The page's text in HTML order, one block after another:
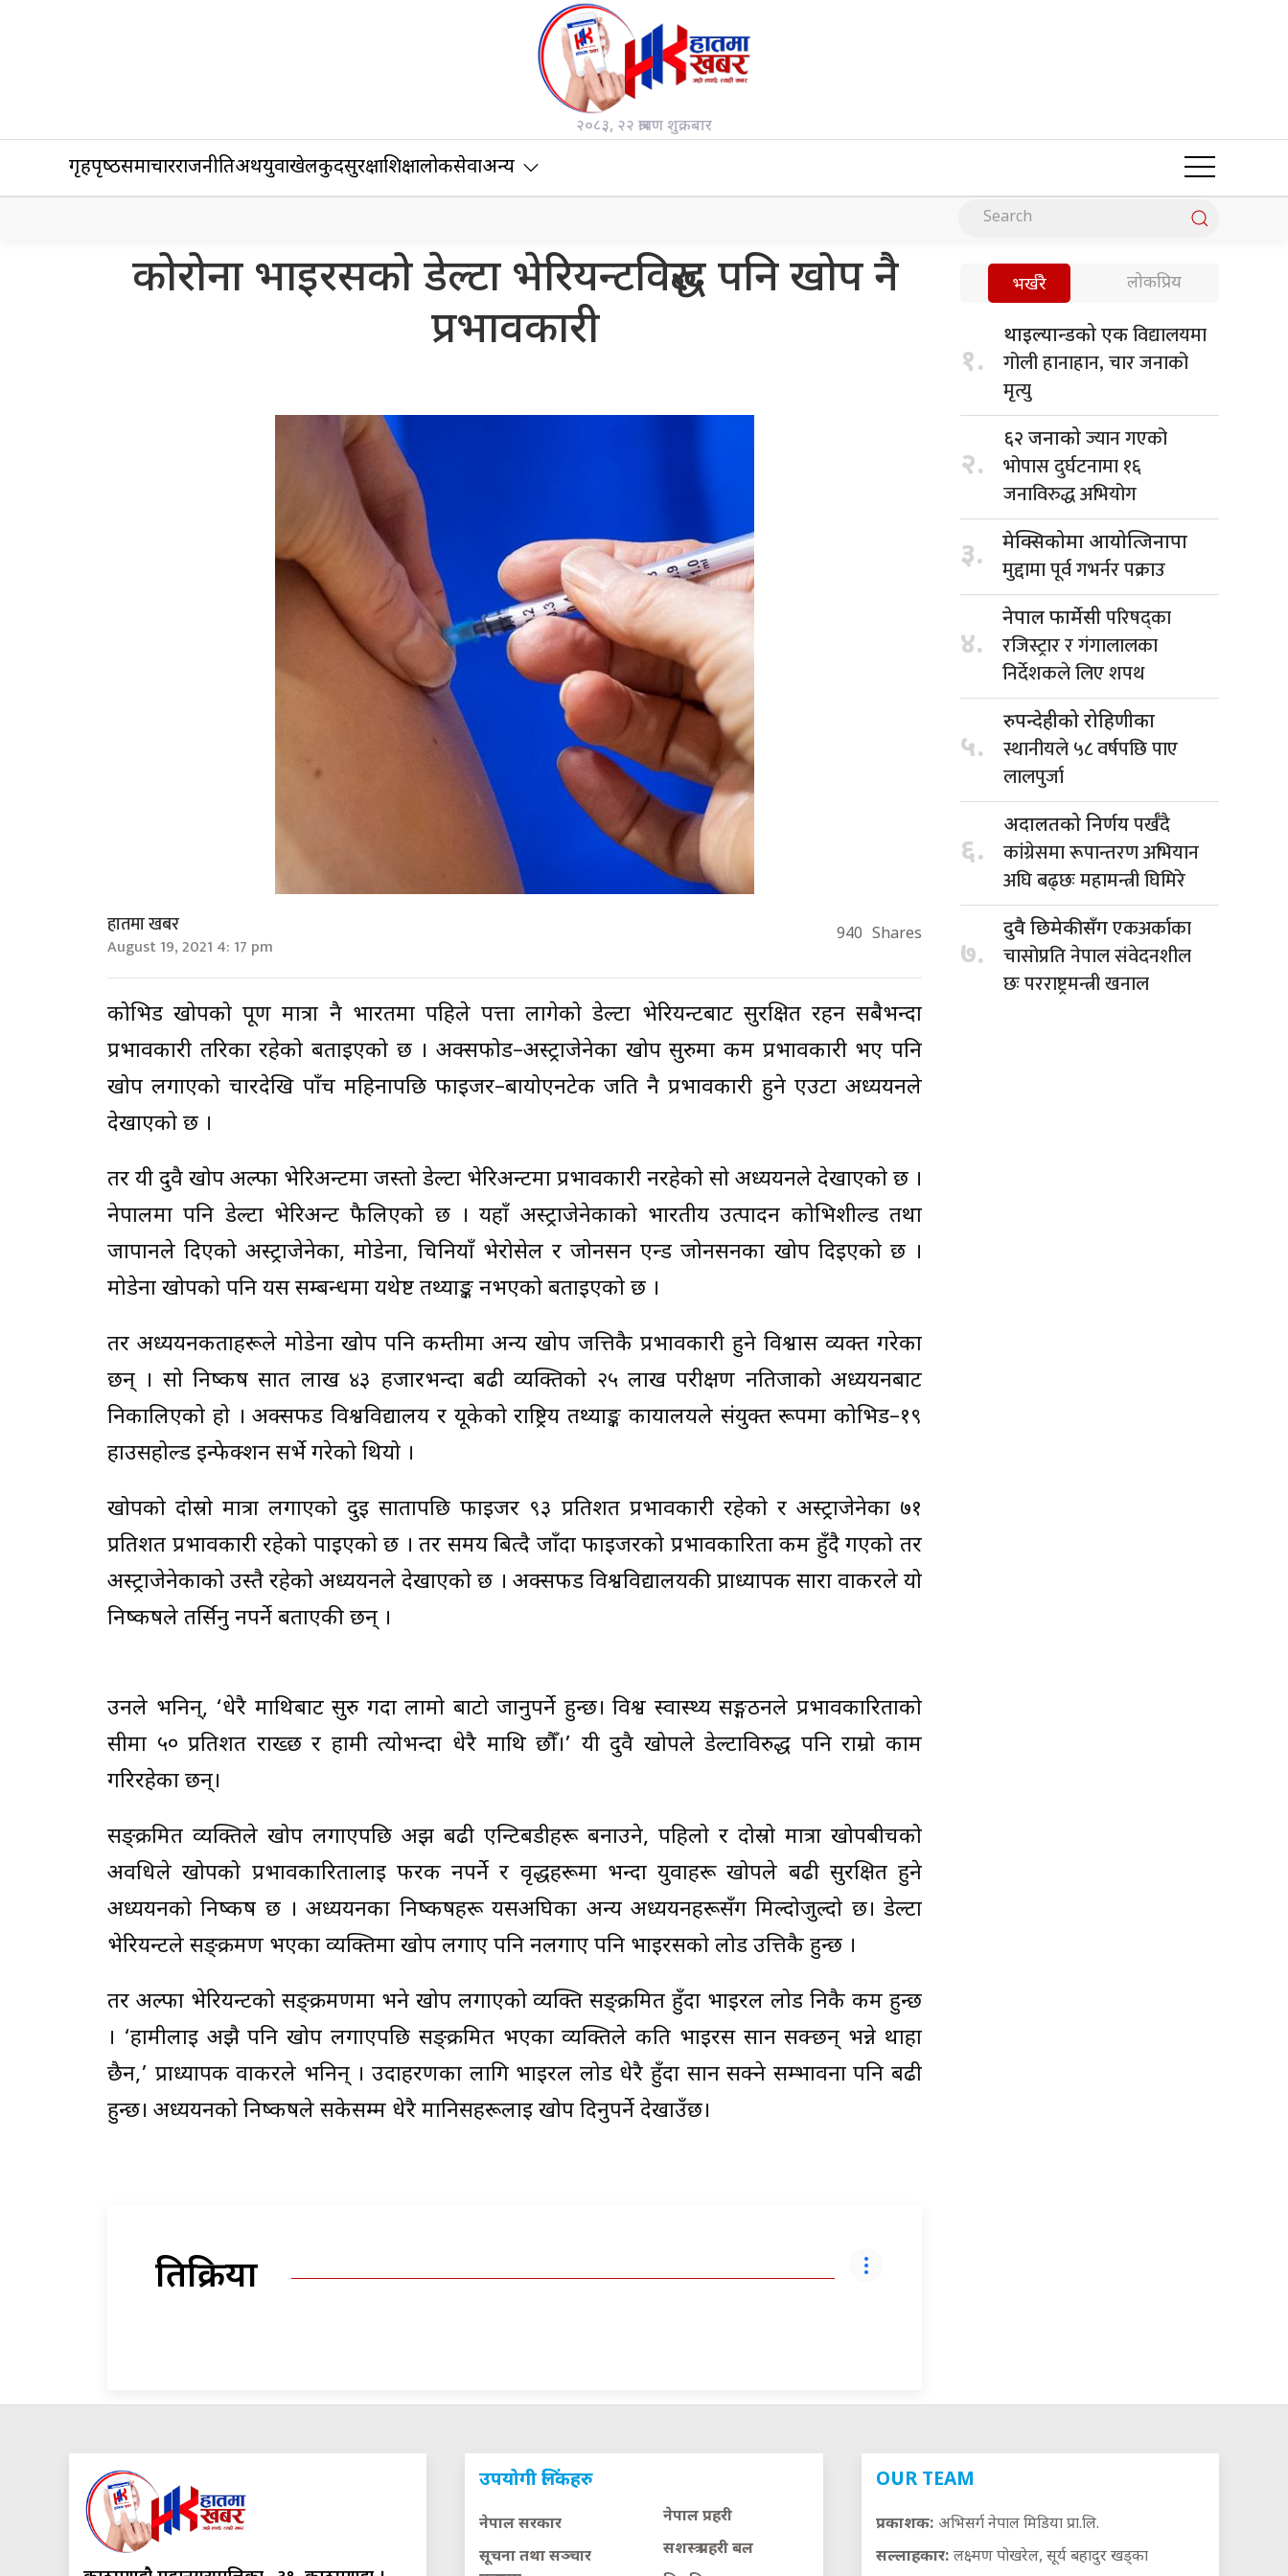
२०८३, २२ श्रावण शुक्रबार
गृहपृष्‍ठसमाचारराजनीतिअर्थयुवाखेलकुदसुरक्षाशिक्षालोकसेवाअन्य
कोरोना भाइरसको डेल्टा भेरियन्टविरुद्ध पनि खोप नै
प्रभावकारी
हातमा खबर
August 19, 2021 4: 17 pm 940 Shares
कोभिड खोपको पूर्ण मात्रा नै भारतमा पहिले पत्ता लागेको डेल्टा भेरियन्टबाट सुरक्षित रहन सबैभन्दा
प्रभावकारी तरिका रहेको बताइएको छ । अक्सफोर्ड–अस्ट्राजेनेका खोप सुरुमा कम प्रभावकारी भए पनि
खोप लगाएको चारदेखि पाँच महिनापछि फाइजर–बायोएनटेक जति नै प्रभावकारी हुने एउटा अध्ययनले
देखाएको छ ।
तर यी दुवै खोप अल्फा भेरिअन्टमा जस्तो डेल्टा भेरिअन्टमा प्रभावकारी नरहेको सो अध्ययनले देखाएको छ ।
नेपालमा पनि डेल्टा भेरिअन्ट फैलिएको छ । यहाँ अस्ट्राजेनेकाको भारतीय उत्पादन कोभिशील्ड तथा
जापानले दिएको अस्ट्राजेनेका, मोडेर्ना, चिनियाँ भेरोसेल र जोनसन एन्ड जोनसनका खोप दिइएको छ ।
मोडेर्ना खोपको पनि यस सम्बन्धमा यथेष्ट तथ्याङ्क नभएको बताइएको छ ।
तर अध्ययनकर्ताहरूले मोडेर्ना खोप पनि कम्तीमा अन्य खोप जत्तिकै प्रभावकारी हुने विश्वास व्यक्त गरेका
छन् । सो निष्कर्ष सात लाख ४३ हजारभन्दा बढी व्यक्तिको २५ लाख परीक्षण नतिजाको अध्ययनबाट
निकालिएको हो । अक्सफर्ड विश्वविद्यालय र यूकेको राष्ट्रिय तथ्याङ्क कार्यालयले संयुक्त रूपमा कोभिड–१९
हाउसहोल्ड इन्फेक्शन सर्भे गरेको थियो ।
खोपको दोस्रो मात्रा लगाएको दुई सातापछि फाइजर ९३ प्रतिशत प्रभावकारी रहेको र अस्ट्राजेनेका ७१
प्रतिशत प्रभावकारी रहेको पाइएको छ । तर समय बित्दै जाँदा फाइजरको प्रभावकारिता कम हुँदै गएको तर
अस्ट्राजेनेकाको उस्तै रहेको अध्ययनले देखाएको छ । अक्सफर्ड विश्वविद्यालयकी प्राध्यापक सारा वाकरले यो
निष्कर्षले तर्सिनु नपर्ने बताएकी छन् ।
उनले भनिन्, ‘धेरै माथिबाट सुरु गर्दा लामो बाटो जानुपर्ने हुन्छ। विश्व स्वास्थ्य सङ्गठनले प्रभावकारिताको
सीमा ५० प्रतिशत राख्छ र हामी त्योभन्दा धेरै माथि छौँ।’ यी दुवै खोपले डेल्टाविरुद्ध पनि राम्रो काम
गरिरहेका छन्।
सङ्क्रमित व्यक्तिले खोप लगाएपछि अझ बढी एन्टिबडीहरू बनाउने, पहिलो र दोस्रो मात्रा खोपबीचको
अवधिले खोपको प्रभावकारितालाई फरक नपर्ने र वृद्धहरूमा भन्दा युवाहरू खोपले बढी सुरक्षित हुने
अध्ययनको निष्कर्ष छ । अध्ययनका निष्कर्षहरू यसअघिका अन्य अध्ययनहरूसँग मिल्दोजुल्दो छ। डेल्टा
भेरियन्टले सङ्क्रमण भएका व्यक्तिमा खोप लगाए पनि नलगाए पनि भाइरसको लोड उत्तिकै हुन्छ ।
तर अल्फा भेरियन्टको सङ्क्रमणमा भने खोप लगाएको व्यक्ति सङ्क्रमित हुँदा भाइरल लोड निकै कम हुन्छ
। ‘हामीलाई अझै पनि खोप लगाएपछि सङ्क्रमित भएका व्यक्तिले कति भाइरस सार्न सक्छन् भन्ने थाहा
छैन,’ प्राध्यापक वाकरले भनिन् । उदाहरणका लागि भाइरल लोड धेरै हुँदा सार्न सक्ने सम्भावना पनि बढी
हुन्छ। अध्ययनको निष्कर्षले सकेसम्म धेरै मानिसहरूलाई खोप दिनुपर्ने देखाउँछ।
प्रतिक्रिया
भर्खरै लोकप्रिय
१.
थाइल्यान्डको एकविद्यालयमा
गोली हानाहान, चार जनाको
मृत्यु
२.
६२ जनाकोज्यान गएको
भोपास दुर्घटनामा १६
जनाविरुद्ध अभियोग
३. मेक्सिकोमा आयोत्जिनापा
मुद्दामा पूर्व गभर्नर पक्राउ
४.
नेपाल फार्मेसीपरिषद्का
रजिस्ट्रार र गंगालालका
निर्देशकले लिए शपथ
५.
रुपन्देहीको रोहिणीका
स्थानीयले ५८ वर्षपछि पाए
लालपुर्जा
६.
अदालतको निर्णयपर्खँदै
कांग्रेसमा रूपान्तरण अभियान
अघि बढ्छः महामन्त्री घिमिरे
७.
दुवै छिमेकीसँगएकअर्काका
चासोप्रति नेपाल संवेदनशील
छः परराष्ट्रमन्त्री खनाल
उपयोगी लिंकहरु
नेपाल सरकार
सूचना तथा सञ्चार
नेपाल प्रहरी
सशस्त्र प्रहरी बल
OUR TEAM
प्रकाशक: अभिसर्ग नेपाल मिडिया प्रा.लि.
सल्लाहकार: लक्ष्मण पोखरेल, सूर्य बहादुर खड्का